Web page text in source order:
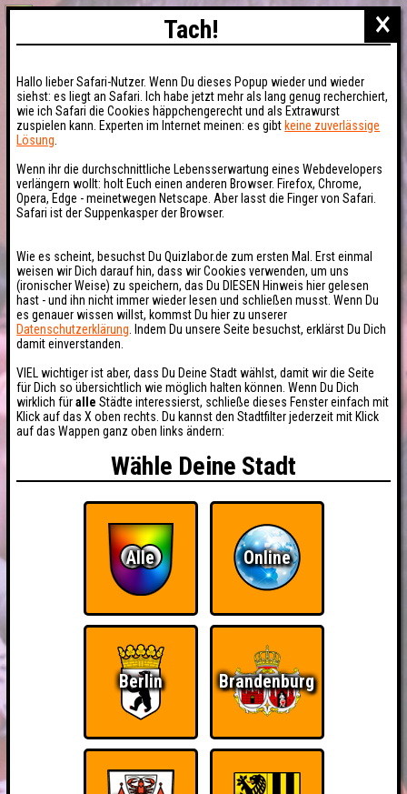
×
Tach!
Hallo lieber Safari-Nutzer. Wenn Du dieses Popup wieder und wieder
siehst: es liegt an Safari. Ich habe jetzt mehr als lang genug recherchiert,
wie ich Safari die Cookies häppchengerecht und als Extrawurst
zuspielen kann. Experten im Internet meinen: es gibt keine zuverlässige
Lösung
Wenn ihr die durchschnittliche Lebensserwartung eines Webdevelopers
verlängern wollt: holt Euch einen anderen Browser. Firefox, Chrome,
Opera, Edge - meinetwegen Netscape. Aber lasst die Finger von Safari.
Safari ist der Suppenkasper der Browser.
Wie es scheint, besuchst Du Quizlabor.de zum ersten Mal. Erst einmal
weisen wir Dich darauf hin, dass wir Cookies verwenden, um uns
(ironischer Weise) zu speichern, das Du DIESEN Hinweis hier gelesen
hast - und ihn nicht immer wieder lesen und schließen musst. Wenn Du
es genauer wissen willst, kommst Du hier zu unserer
Datenschutzerklärung . Indem Du unsere Seite besuchst, erklärst Du Dich
damit einverstanden.
VIEL wichtiger ist aber, dass Du Deine Stadt wählst, damit wir die Seite
für Dich so übersichtlich wie möglich halten können. Wenn Du Dich
wirklich füralle Städte interessierst, schließe dieses Fenster einfach mit
Klick auf das X oben rechts. Du kannst den Stadtfilter jederzeit mit Klick
auf das Wappen ganz oben links ändern:
Wähle Deine Stadt
Alle Online
Berlin Brandenburg